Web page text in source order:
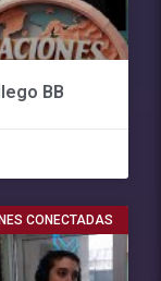
BB
CONECTADAS